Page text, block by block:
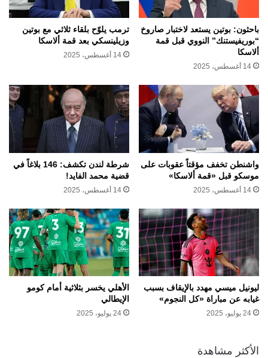
باحثون: بوتين يستعد لاختبار صاروخ
“بوريفيستنك” النووي قبل قمة
ألاسكا
14 أغسطس، 2025
ترمب يلوّح بلقاء ثلاثي مع بوتين
وزيلينسكي بعد قمة ألاسكا
14 أغسطس، 2025
واشنطن تخفف مؤقتاً عقوبات على
موسكو قبل «قمة ألاسكا»
14 أغسطس، 2025
شرطة لندن تكشف: 146 بلاغاً في
قضية محمد الفايد!
14 أغسطس، 2025
ليونيل ميسي مهدد بالإيقاف بسبب
غيابه عن مباراة «كل النجوم»
24 يوليو، 2025
الأهلي يخسر بثلاثية أمام كومو
الإيطالي
24 يوليو، 2025
الأكثر مشاهدة